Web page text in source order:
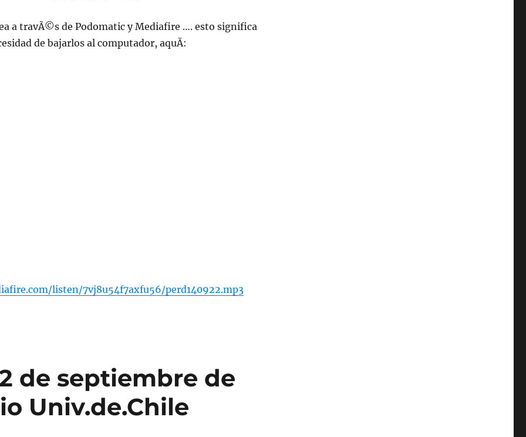
a travÃ©s de Podomatic y Mediafire …. esto significa
de bajarlos al computador, aquÃ­:
listen/7vj8u54f7axfu56/perd140922.mp3
de septiembre de
Univ.de.Chile